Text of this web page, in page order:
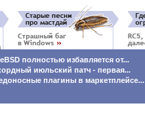
полностью избавляется от...
июльский патч - первая...
плагины в маркетплейсе...